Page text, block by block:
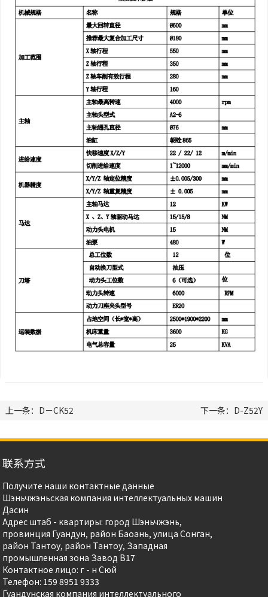
上一条：D－CK52 下一条：D-Z52Y
联系方式
Получите наши контактные данные
Шэньчжэньская компания интеллектуальных машин
Дасин
Адрес штаб - квартиры: город Шэньчжэнь,
провинция Гуандун, район Баоань, улица Сонган,
район Тантоу, район Тантоу, Западная
промышленная зона Завод B17
Контактное лицо: г - н Сюй
Телефон: 159 8951 9333
Гуандунская компания интеллектуального